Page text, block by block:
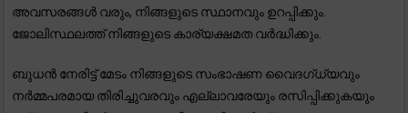
അവസരങ്ങൾ വരും, നിങ്ങളുടെ സ്ഥാനവും ഉറപ്പിക്കും.
ജോലിസ്ഥലത്ത് നിങ്ങളുടെ കാര്യക്ഷമത വർദ്ധിക്കും.
ബുധൻ നേരിട്ട് മേടം നിങ്ങളുടെ സംഭാഷണ വൈദഗ്ധ്യവും
നർമ്മപരമായ തിരിച്ചുവരവും എല്ലാവരേയും രസിപ്പിക്കുകയും